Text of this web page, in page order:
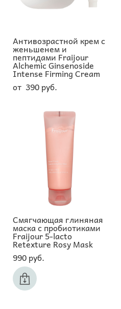
Антивозрастной крем с
женьшенем и
пептидами Fraijour
Alchemic Ginsenoside
Intense Firming Cream
от 390 pуб.
Смягчающая глиняная
маска с пробиотиками
Fraijour 5-lacto
Retexture Rosy Mask
990 pуб.